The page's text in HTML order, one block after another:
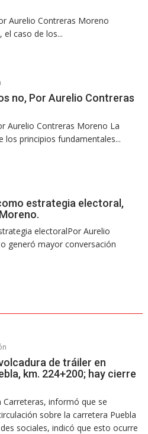
Aurelio Contreras Moreno
el caso de los...
no, Por Aurelio Contreras
Aurelio Contreras Moreno La
los principios fundamentales...
estrategia electoral,
electoralPor Aurelio
generó mayor conversación
de tráiler en
km. 224+200; hay cierre
Carreteras, informó que se
sobre la carretera Puebla
sociales, indicó que esto ocurre